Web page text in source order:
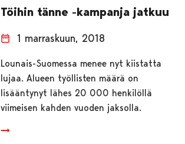
Töihin tänne -kampanja jatkuu
1 marraskuun, 2018
Lounais-Suomessa menee nyt kiistatta
lujaa. Alueen työllisten määrä on
lisääntynyt lähes 20 000 henkilöllä
viimeisen kahden vuoden jaksolla.